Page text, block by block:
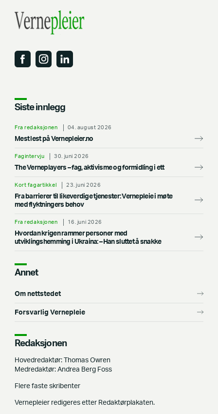
Siste innlegg
Fra redaksjonen 04. august 2026
Mest lest på Vernepleier.no
Fagintervju 30. juni 2026
The Verneplayers – fag, aktivisme og formidling i ett
Kort fagartikkel 23. juni 2026
Fra barrierer til likeverdige tjenester: Vernepleie i møte
med flyktningers behov
Fra redaksjonen 16. juni 2026
Hvordan krigen rammer personer med
utviklingshemming i Ukraina: –⁠ Han sluttet å snakke
Annet
Om nettstedet
Forsvarlig Vernepleie
Redaksjonen
Hovedredaktør: Thomas Owren
Medredaktør: Andrea Berg Foss
Flere faste skribenter
Vernepleier redigeres etter Redaktørplakaten.